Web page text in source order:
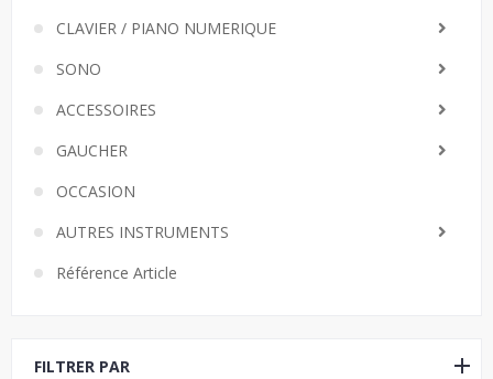
CLAVIER / PIANO NUMERIQUE
SONO
ACCESSOIRES
GAUCHER
OCCASION
AUTRES INSTRUMENTS
Référence Article
FILTRER PAR